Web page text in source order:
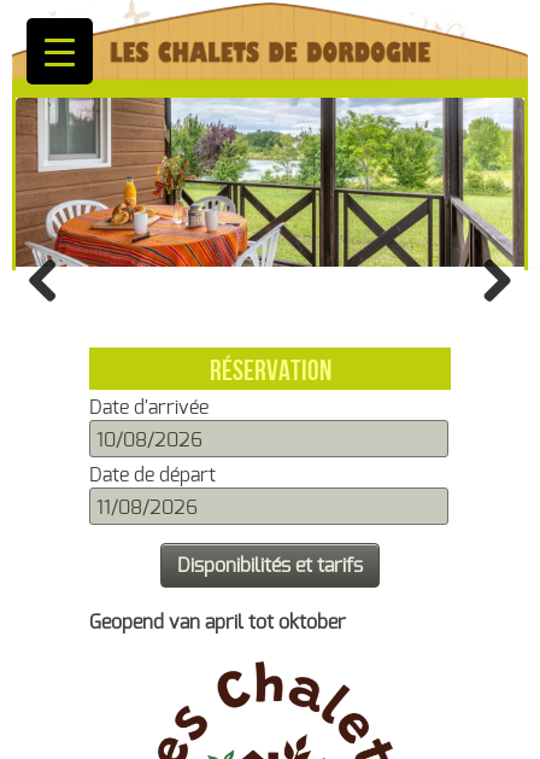
RÉSERVATION
Date d'arrivée
Date de départ
Geopend van april tot oktober